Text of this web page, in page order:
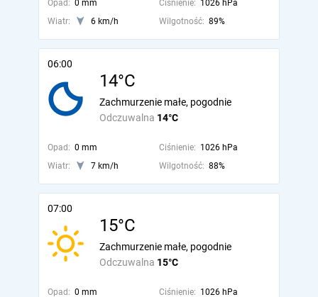
Opad: 0 mm Ciśnienie: 1026 hPa
Wiatr:
6 km/h Wilgotność: 89%
06:00
14°C
Odczuwalna 14°C
Zachmurzenie małe, pogodnie
Opad: 0 mm Ciśnienie: 1026 hPa
Wiatr:
7 km/h Wilgotność: 88%
07:00
15°C
Odczuwalna 15°C
Zachmurzenie małe, pogodnie
Opad: 0 mm Ciśnienie: 1026 hPa